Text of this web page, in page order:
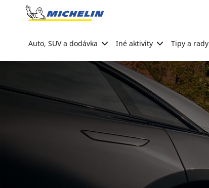
Go to page content
Auto, SUV a dodávka Iné aktivity Tipy a rady